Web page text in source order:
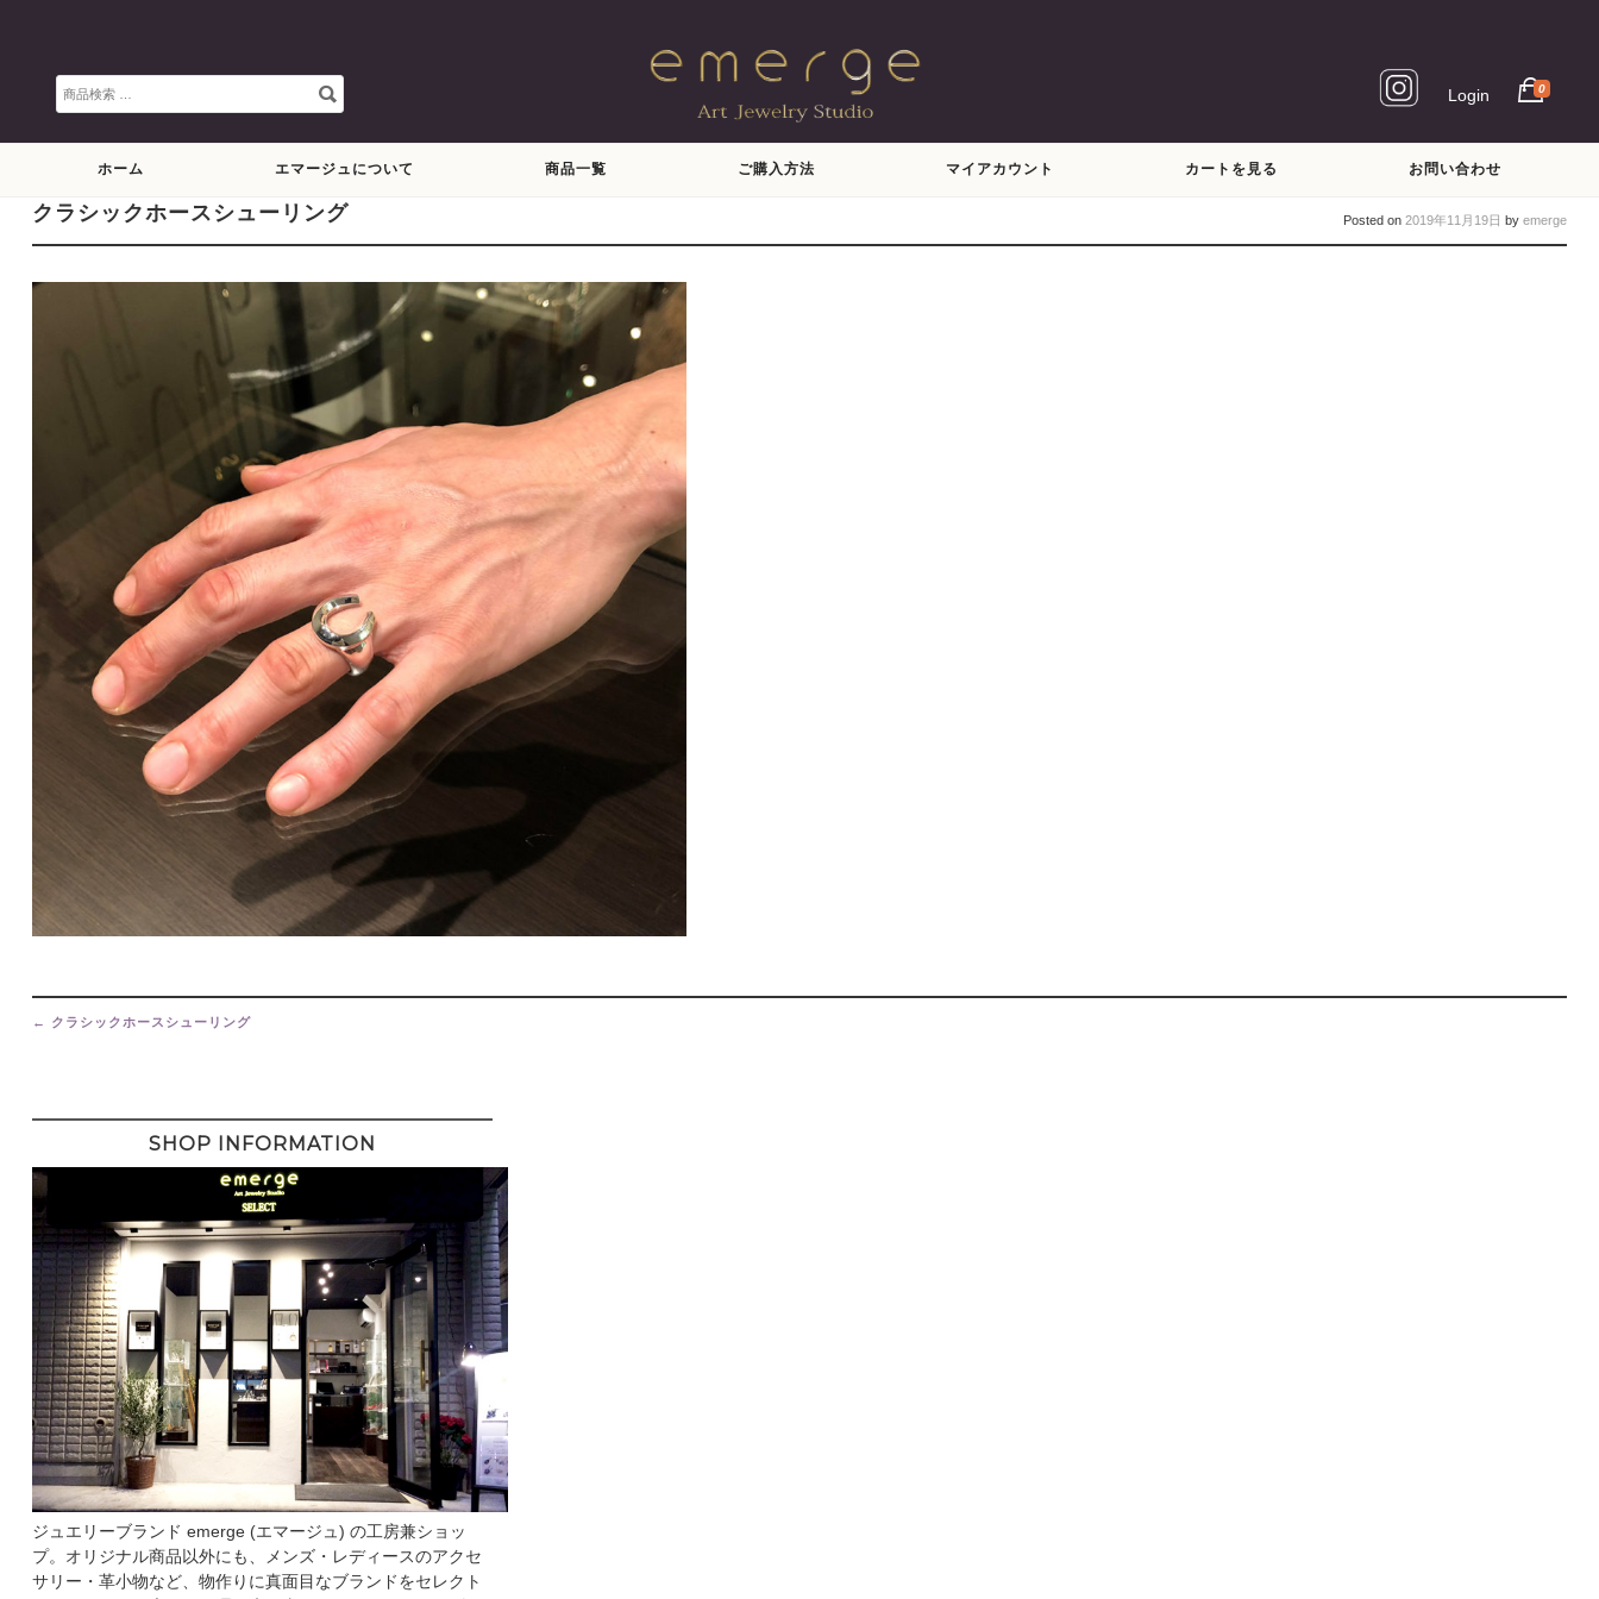
検
索
Login 0
ホーム エマージュについて 商品一覧 ご購入方法 マイアカウント カートを見る お問い合わせ
クラシックホースシューリング Posted on2019年11月19日 byemerge
Post
navigation
← クラシックホースシューリング
SHOP INFORMATION
ジュエリーブランド emerge (エマージュ) の工房兼ショッ
プ。オリジナル商品以外にも、メンズ・レディースのアクセ
サリー・革小物など、物作りに真面目なブランドをセレクト